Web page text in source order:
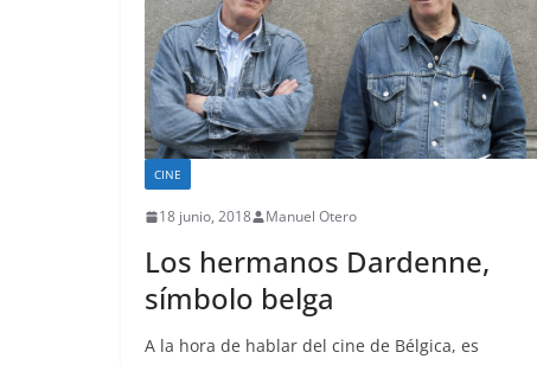
CINE
18 junio, 2018 Manuel Otero
Los hermanos Dardenne,
símbolo belga
A la hora de hablar del cine de Bélgica, es